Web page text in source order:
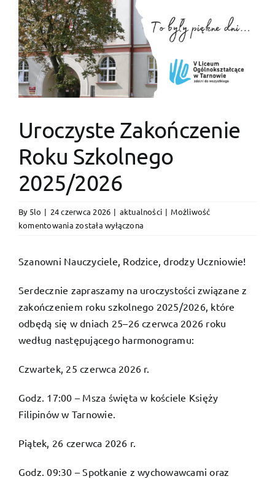
Uroczyste Zakończenie
Roku Szkolnego
2025/2026
By 5lo | 24 czerwca 2026 | aktualności | Możliwość
komentowaniaUroczyste
Szkolnego
została wyłączona
Szanowni Nauczyciele, Rodzice, drodzy Uczniowie!
Serdecznie zapraszamy na uroczystości związane z
zakończeniem roku szkolnego 2025/2026, które
odbędą się w dniach 25–26 czerwca 2026 roku
według następującego harmonogramu:
Czwartek, 25 czerwca 2026 r.
Godz. 17:00 – Msza święta w kościele Księży
Filipinów w Tarnowie.
Piątek, 26 czerwca 2026 r.
Godz. 09:30 – Spotkanie z wychowawcami oraz